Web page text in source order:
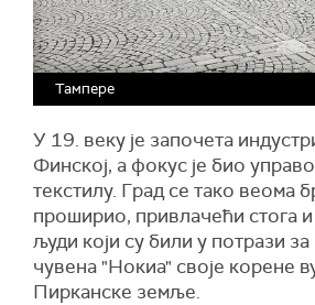
Тампере
У 19. веку је започета
Финској, а фокус је био
текстилу. Град се тако веома
проширио, привлачећи стога и
људи који су били у потрази
чувена "Нокиа" своје корене
Пирканске земље.